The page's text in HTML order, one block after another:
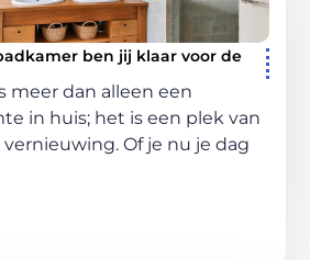
ben jij klaar voor de
meer dan alleen een
in huis; het is een plek van
Of je nu je dag